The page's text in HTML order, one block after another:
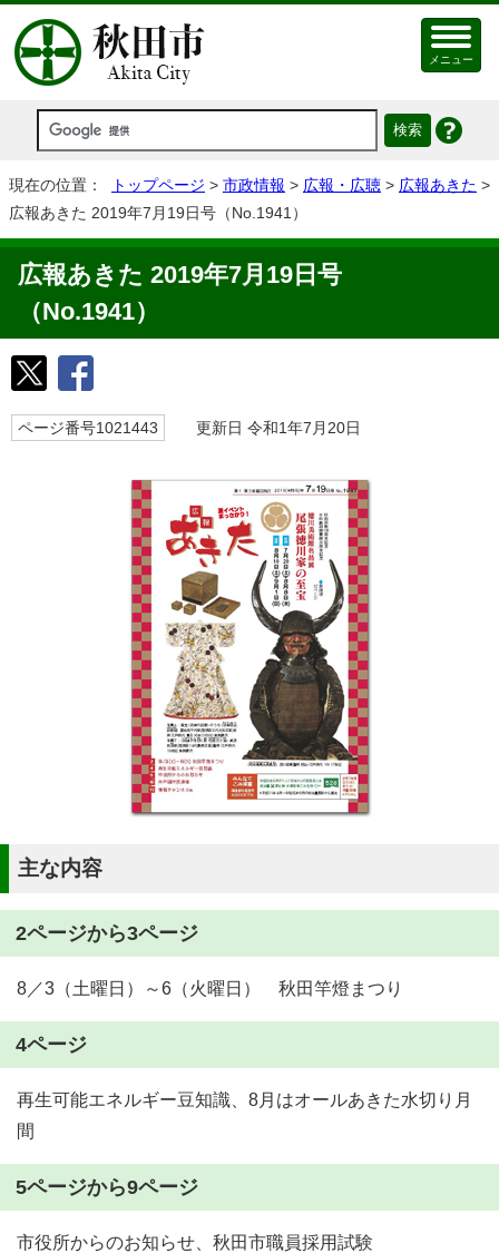
メニュー
現在の位置： トップページ > 市政情報 > 広報・広聴 > 広報あきた >
広報あきた 2019年7月19日号（No.1941）
広報あきた 2019年7月19日号
（No.1941）
ページ番号1021443 更新日 令和1年7月20日
主な内容
2ページから3ページ
8／3（土曜日）～6（火曜日） 秋田竿燈まつり
4ページ
再生可能エネルギー豆知識、8月はオールあきた水切り月
間
5ページから9ページ
市役所からのお知らせ、秋田市職員採用試験